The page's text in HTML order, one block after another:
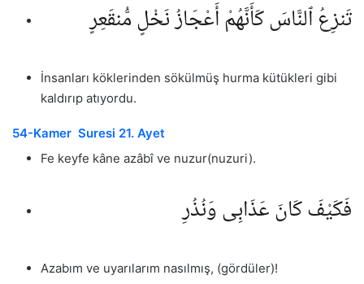
تَنزِعُ ٱلنَّاسَ كَأَنَّهُمْ أَعْجَازُ نَخْلٍ مُّنقَعِرٍ
İnsanları köklerinden sökülmüş hurma kütükleri gibi
kaldırıp atıyordu.
54-Kamer Suresi 21. Ayet
Fe keyfe kâne azâbî ve nuzur(nuzuri).
فَكَيْفَ كَانَ عَذَابِى وَنُذُرِ
Azabım ve uyarılarım nasılmış, (gördüler)!